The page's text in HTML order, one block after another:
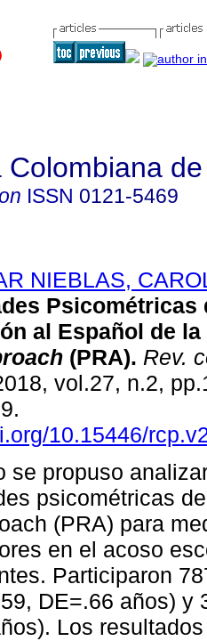
Colombiana
ISSN 0121-5469
NIEBLAS,
Psicométricas
al Español de la
(PRA). Rev.
vol.27, n.2,
10.15446/
se propuso
psicométricas
(PRA) para
en el acoso
Participaron
DE=.66 años) y
Los